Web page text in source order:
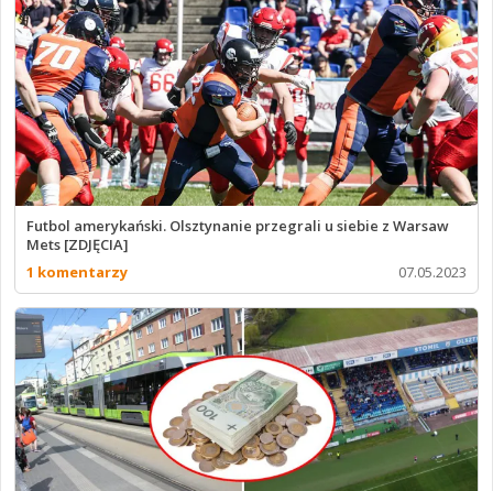
Futbol amerykański. Olsztynanie przegrali u siebie z Warsaw
Mets [ZDJĘCIA]
1 komentarzy
07.05.2023